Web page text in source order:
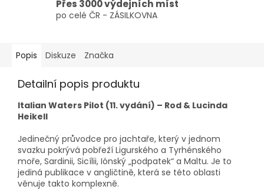
Přes 3000 výdejních míst
po celé ČR - ZÁSILKOVNA
Popis Diskuze Značka
Detailní popis produktu
Italian Waters Pilot (11. vydání) – Rod & Lucinda
Heikell
Jedinečný průvodce pro jachtaře, který v jednom
svazku pokrývá pobřeží Ligurského a Tyrhénského
moře, Sardinii, Sicílii, Iónský „podpatek“ a Maltu. Je to
jediná publikace v angličtině, která se této oblasti
věnuje takto komplexně.